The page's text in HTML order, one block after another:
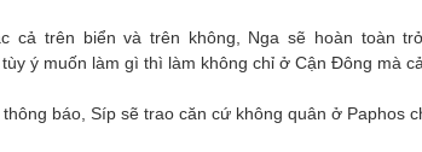
cả trên biển và trên không, Nga sẽ hoàn toàn
ý muốn làm gì thì làm không chỉ ở Cận Đông mà
báo, Síp sẽ trao căn cứ không quân ở Paphos